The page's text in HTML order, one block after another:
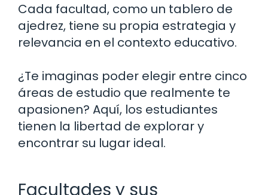
Cada facultad, como un tablero de
ajedrez, tiene su propia estrategia y
relevancia en el contexto educativo.
¿Te imaginas poder elegir entre cinco
áreas de estudio que realmente te
apasionen? Aquí, los estudiantes
tienen la libertad de explorar y
encontrar su lugar ideal.
Facultades y sus